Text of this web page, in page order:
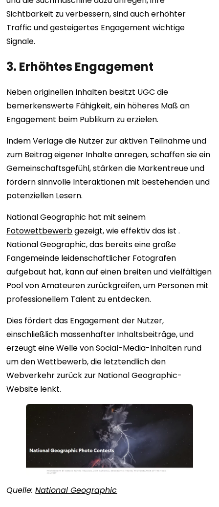
Sichtbarkeit zu verbessern, sind auch erhöhter
Traffic und gesteigertes Engagement wichtige
Signale.
3. Erhöhtes Engagement
Neben originellen Inhalten besitzt UGC die
bemerkenswerte Fähigkeit, ein höheres Maß an
Engagement beim Publikum zu erzielen.
Indem Verlage die Nutzer zur aktiven Teilnahme und
zum Beitrag eigener Inhalte anregen, schaffen sie ein
Gemeinschaftsgefühl, stärken die Markentreue und
fördern sinnvolle Interaktionen mit bestehenden und
potenziellen Lesern.
National Geographic hat mit seinem
Fotowettbewerbgezeigt, wie effektiv das ist .
National Geographic, das bereits eine große
Fangemeinde leidenschaftlicher Fotografen
aufgebaut hat, kann auf einen breiten und vielfältigen
Pool von Amateuren zurückgreifen, um Personen mit
professionellem Talent zu entdecken.
Dies fördert das Engagement der Nutzer,
einschließlich massenhafter Inhaltsbeiträge, und
erzeugt eine Welle von Social-Media-Inhalten rund
um den Wettbewerb, die letztendlich den
Webverkehr zurück zur National Geographic-
Website lenkt.
Quelle:National Geographic